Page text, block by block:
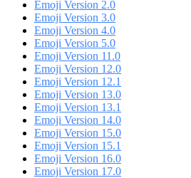
Emoji Version 2.0
Emoji Version 3.0
Emoji Version 4.0
Emoji Version 5.0
Emoji Version 11.0
Emoji Version 12.0
Emoji Version 12.1
Emoji Version 13.0
Emoji Version 13.1
Emoji Version 14.0
Emoji Version 15.0
Emoji Version 15.1
Emoji Version 16.0
Emoji Version 17.0